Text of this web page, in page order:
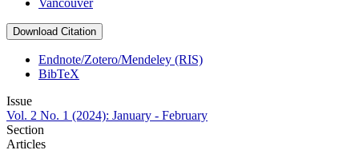
Vancouver
Download Citation
Endnote/Zotero/Mendeley (RIS)
BibTeX
Issue
Vol. 2 No. 1 (2024): January - February
Section
Articles